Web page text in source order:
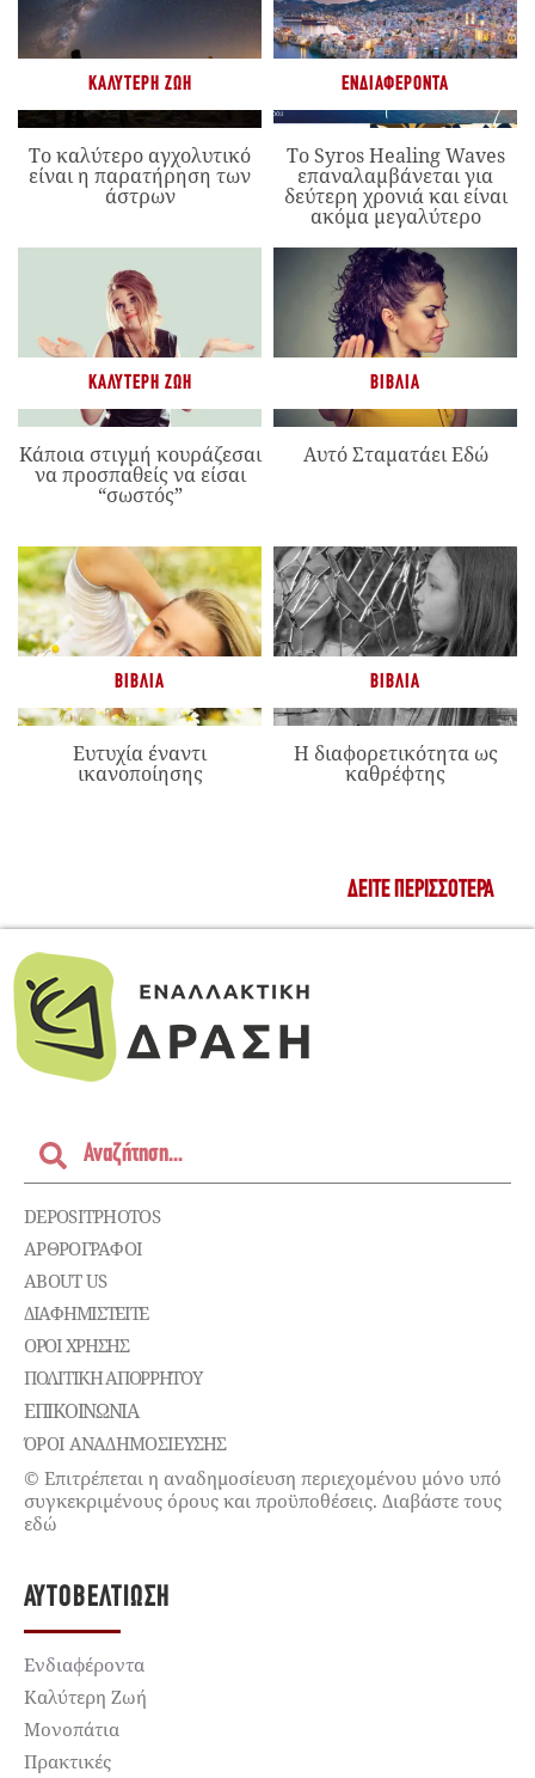
ΚΑΛΎΤΕΡΗ ΖΩΉ
Το καλύτερο αγχολυτικό
είναι η παρατήρηση των
άστρων
ΕΝΔΙΑΦΈΡΟΝΤΑ
Το Syros Healing Waves
επαναλαμβάνεται για
δεύτερη χρονιά και είναι
ακόμα μεγαλύτερο
ΚΑΛΎΤΕΡΗ ΖΩΉ
Κάποια στιγμή κουράζεσαι
να προσπαθείς να είσαι
“σωστός”
ΒΙΒΛΊΑ
Αυτό Σταματάει Εδώ
ΒΙΒΛΊΑ
Ευτυχία έναντι
ικανοποίησης
ΒΙΒΛΊΑ
Η διαφορετικότητα ως
καθρέφτης
ΔΕΊΤΕ ΠΕΡΙΣΣΌΤΕΡΑ
DEPOSITPHOTOS
ΑΡΘΡΟΓΡΑΦΟΙ
ABOUT US
ΔΙΑΦΗΜΙΣΤΕΊΤΕ
ΌΡΟΙ ΧΡΉΣΗΣ
ΠΟΛΙΤΙΚΉ ΑΠΟΡΡΉΤΟΥ
ΕΠΙΚΟΙΝΩΝΊΑ
ΌΡΟΙ ΑΝΑΔΗΜΟΣΙΕΥΣΗΣ
© Επιτρέπεται η αναδημοσίευση περιεχομένου μόνο υπό
συγκεκριμένους όρους και προϋποθέσεις. Διαβάστε τους
εδώ
ΑΥΤΟΒΕΛΤΊΩΣΗ
Ενδιαφέροντα
Καλύτερη Ζωή
Μονοπάτια
Πρακτικές